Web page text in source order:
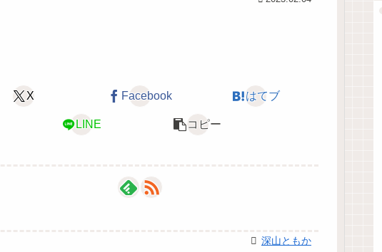
X Facebook はてブ
LINE コピー
深山ともか